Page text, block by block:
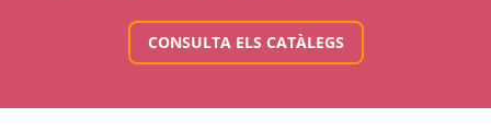
CONSULTA ELS CATÀLEGS